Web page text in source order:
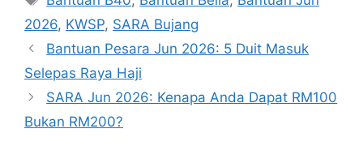
2026, KWSP, SARA Bujang
Bantuan Pesara Jun 2026: 5 Duit Masuk
Selepas Raya Haji
SARA Jun 2026: Kenapa Anda Dapat RM100
Bukan RM200?